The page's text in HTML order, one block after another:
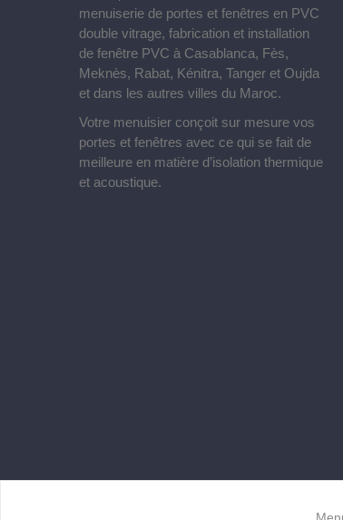
menuiserie de portes et fenêtres en PVC
double vitrage, fabrication et installation
de fenêtre PVC à Casablanca, Fès,
Meknès, Rabat, Kénitra, Tanger et Oujda
et dans les autres villes du Maroc.
Votre menuisier conçoit sur mesure vos
portes et fenêtres avec ce qui se fait de
meilleure en matière d’isolation thermique
et acoustique.